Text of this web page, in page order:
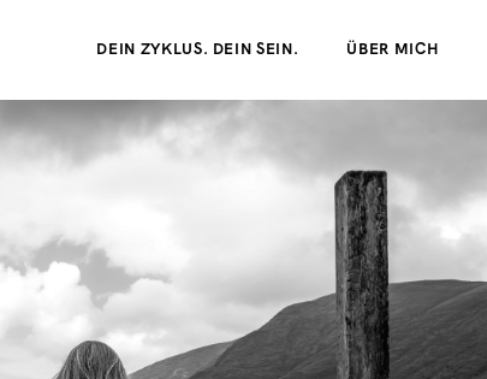
DEIN ZYKLUS. DEIN SEIN. ÜBER MICH